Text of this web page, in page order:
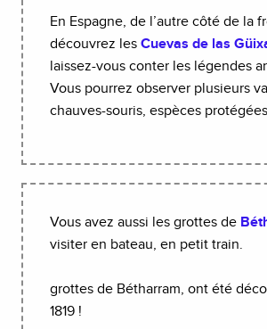
En Espagne, de l’autre côté de la
découvrez les Cuevas de las
laissez-vous conter les légendes
Vous pourrez observer plusieurs
chauves-souris, espèces
Vous avez aussi les grottes de
visiter en bateau, en
grottes de Bétharram, ont été
1819 !